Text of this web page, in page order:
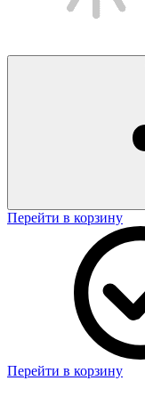
Перейти в корзину
Перейти в корзину